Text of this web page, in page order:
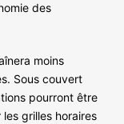
des
moins
Sous couvert
pourront être
grilles horaires